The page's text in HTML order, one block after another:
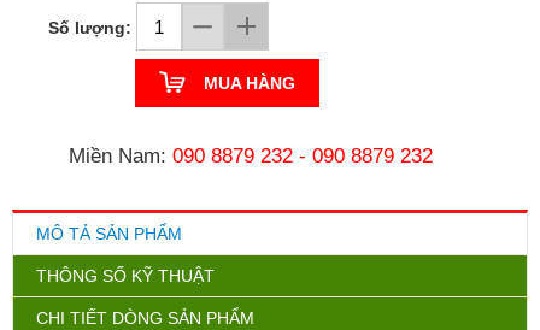
Số lượng:
MUA HÀNG
Miền Nam: 090 8879 232 - 090 8879 232
MÔ TẢ SẢN PHẨM
THÔNG SỐ KỸ THUẬT
CHI TIẾT DÒNG SẢN PHẨM